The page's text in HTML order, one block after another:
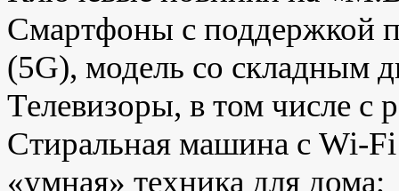
Смартфоны с поддержкой
(5G), модель со складным
Телевизоры, в том числе с
Стиральная машина с Wi-
«умная» техника для дома;